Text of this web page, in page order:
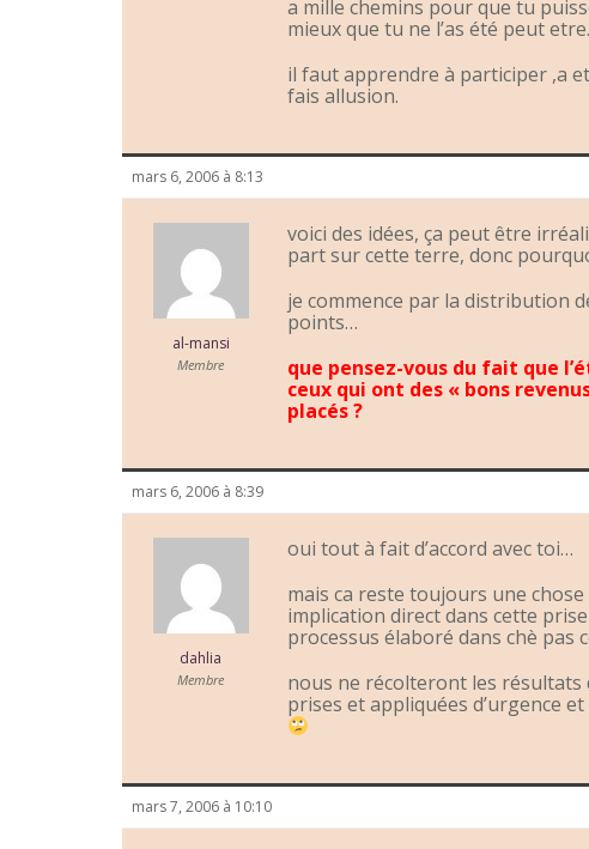
a mille chemins pour que tu
mieux que tu ne l’as été peut
il faut apprendre à participer ,a
fais allusion.
mars 6, 2006 à 8:13
al-mansi
Membre
voici des idées, ça peut être
part sur cette terre, donc
je commence par la distribution
points…
que pensez-vous du fait que
ceux qui ont des « bons
placés ?
mars 6, 2006 à 8:39
dahlia
Membre
oui tout à fait d’accord avec toi…
mais ca reste toujours une
implication direct dans cette
processus élaboré dans chè pas
nous ne récolteront les résultats
prises et appliquées d’urgence
mars 7, 2006 à 10:10